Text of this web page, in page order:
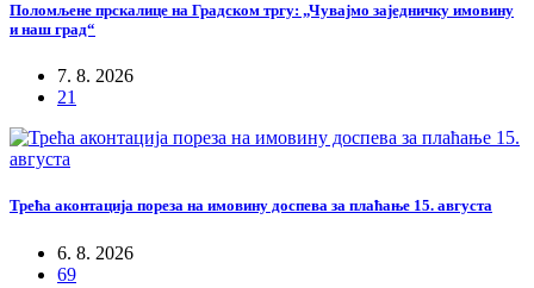
Поломљене прскалице на Градском тргу: „Чувајмо заједничку имовину
и наш град“
7. 8. 2026
21
Трећа аконтација пореза на имовину доспева за плаћање 15. августа
6. 8. 2026
69